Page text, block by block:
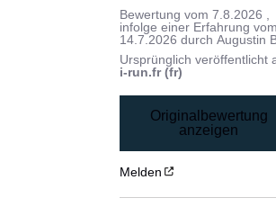
Bewertung vom7.8.2026 ,
infolge einer Erfahrung
14.7.2026 durchAugustin
Ursprünglich veröffentlicht
i-run.fr (fr)
Originalbewertung
anzeigen
Melden